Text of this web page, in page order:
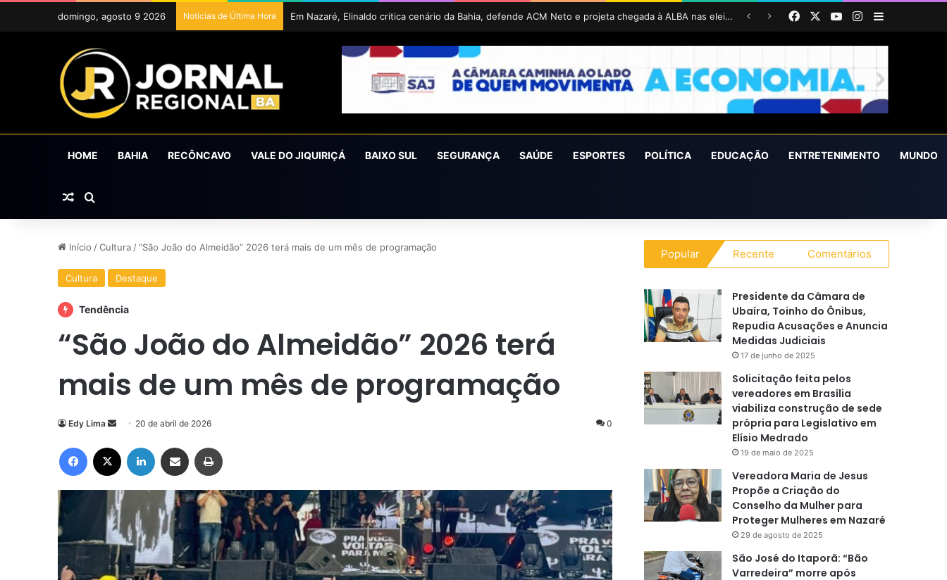
domingo, agosto 9 2026 Notícias de Última Hora Em Nazaré, Lígia Costa defende maior participação da juventude na política e confirma projeto para disputar vaga na ALBA FacebookYouTubeInstagram
Barra
HOME BAHIA RECÔNCAVO VALE DO JIQUIRIÇÁ BAIXO SUL SEGURANÇA SAÚDE ESPORTES POLÍTICA EDUCAÇÃO ENTRETENIMENTO MUNDO
Artigo aleatório
Procurar por
Início / Cultura / “São João do Almeidão” 2026 terá mais de um mês de programação
Cultura Destaque
Tendência
“São João do Almeidão” 2026 terá
mais de um mês de programação
Edy Lima
Mande
e-
mail
20 de abril de 2026 0
Facebook Linkedin Compartilhar via e-mail
Popular Recente Comentários
Presidente da Câmara de
Ubaíra, Toinho do Ônibus,
Repudia Acusações e Anuncia
Medidas Judiciais
17 de junho de 2025
Solicitação feita pelos
vereadores em Brasília
viabiliza construção de sede
própria para Legislativo em
Elísio Medrado
19 de maio de 2025
Vereadora Maria de Jesus
Propõe a Criação do
Conselho da Mulher para
Proteger Mulheres em Nazaré
29 de agosto de 2025
São José do Itaporã: “Bão
Varredeira” morre após